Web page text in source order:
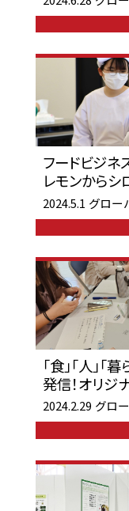
フードビジネ
レモンからシ
2024.5.1 グロー
「食」「人」
発信！オリジ
2024.2.29 グロ